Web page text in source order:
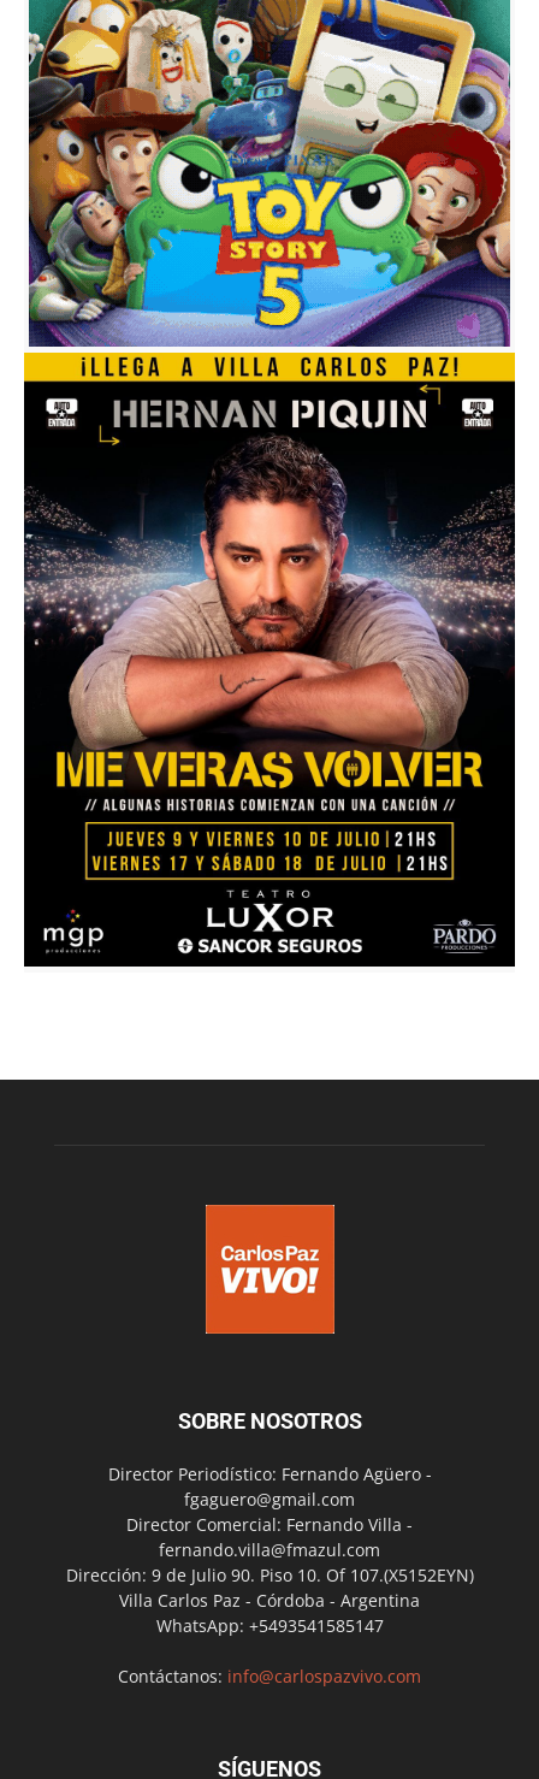
SOBRE NOSOTROS
Director Periodístico: Fernando Agüero -
fgaguero@gmail.com
Director Comercial: Fernando Villa -
fernando.villa@fmazul.com
Dirección: 9 de Julio 90. Piso 10. Of 107.(X5152EYN)
Villa Carlos Paz - Córdoba - Argentina
WhatsApp: +5493541585147
Contáctanos: info@carlospazvivo.com
SÍGUENOS